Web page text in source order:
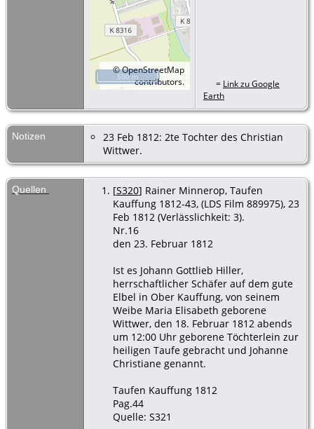
©OpenStreetMap
contributors.
500 m
= Link zu Google
Earth
Notizen
23 Feb 1812: 2te Tochter des Christian
Wittwer.
Quellen [S320] Rainer Minnerop, Taufen
Kauffung 1812-43, (LDS Film 889975), 23
Feb 1812 (Verlässlichkeit: 3).
Nr.16
den 23. Februar 1812
Ist es Johann Gottlieb Hiller,
herrschaftlicher Schäfer auf dem gute
Elbel in Ober Kauffung, von seinem
Weibe Maria Elisabeth geborene
Wittwer, den 18. Februar 1812 abends
um 12:00 Uhr geborene Töchterlein zur
heiligen Taufe gebracht und Johanne
Christiane genannt.
Taufen Kauffung 1812
Pag.44
Quelle: S321